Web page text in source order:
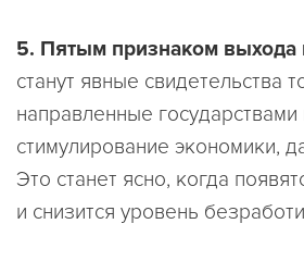
5. Пятым признаком выхода
станут явные свидетельства
направленные государствами
стимулирование экономики,
Это станет ясно, когда
и снизится уровень